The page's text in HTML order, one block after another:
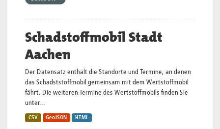
Schadstoffmobil Stadt
Aachen
Der Datensatz enthält die Standorte und Termine, an denen
das Schadststoffmobil gemeinsam mit dem Wertstoffmobil
fährt. Die weiteren Termine des Wertstoffmobils finden Sie
unter...
CSV GeoJSON HTML